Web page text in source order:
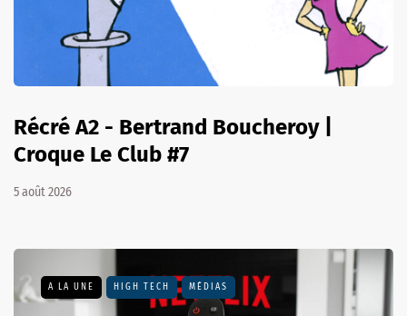
Récré A2 - Bertrand Boucheroy |
Croque Le Club #7
5 août 2026
A LA UNE HIGH TECH MÉDIAS